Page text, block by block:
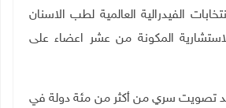
الفيدرالية العالمية لطب الاسنان
المكونة من عشر اعضاء على
تصويت سري من أكثر من مئة دولة في